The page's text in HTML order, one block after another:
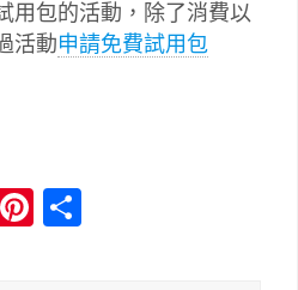
用包的活動，除了消費以
活動申請免費試用包
CopyPinterest